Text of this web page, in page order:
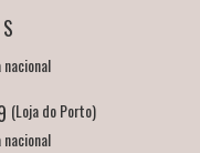
(Loja do Porto)